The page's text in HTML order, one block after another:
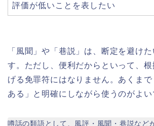
評価が低いことを表したい
「風聞」や「巷説」は、断定を避け
す。ただし、便利だからといって、
げる免罪符にはなりません。あくま
ある」と明確にしながら使うのがよい
噂話の類語として、風評・風聞・巷説など